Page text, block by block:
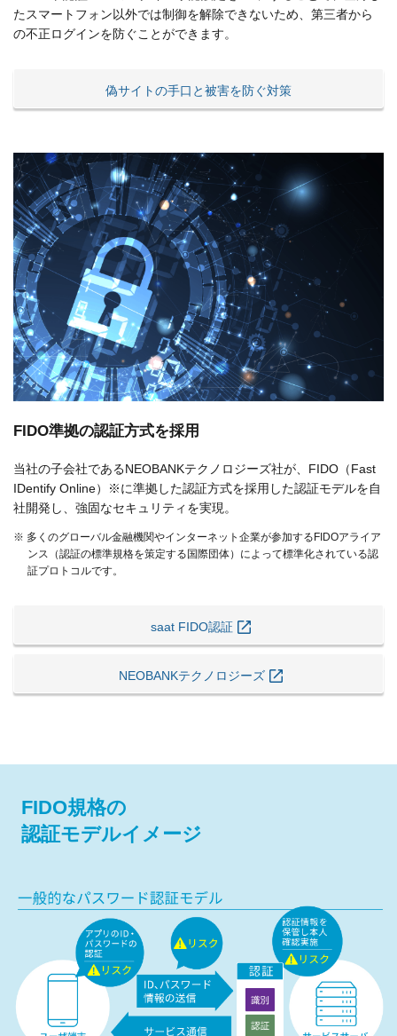
たスマートフォン以外では制御を解除できないため、第三者から
の不正ログインを防ぐことができます。
偽サイトの手口と被害を防ぐ対策
FIDO準拠の認証方式を採用
当社の子会社であるNEOBANKテクノロジーズ社が、FIDO（Fast
IDentify Online）※に準拠した認証方式を採用した認証モデルを自
社開発し、強固なセキュリティを実現。
※ 多くのグローバル金融機関やインターネット企業が参加するFIDOアライア
ンス（認証の標準規格を策定する国際団体）によって標準化されている認
証プロトコルです。
saat FIDO認証
NEOBANKテクノロジーズ
FIDO規格の
認証モデルイメージ